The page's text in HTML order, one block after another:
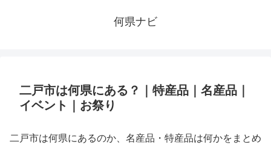
何県ナビ
二戸市は何県にある？｜特産品｜名産品｜
イベント｜お祭り
二戸市は何県にあるのか、名産品・特産品は何かをまとめ